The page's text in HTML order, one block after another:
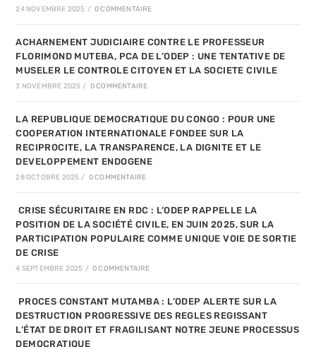
24 NOVEMBRE 2025 / 0 COMMENTAIRE
ACHARNEMENT JUDICIAIRE CONTRE LE PROFESSEUR
FLORIMOND MUTEBA, PCA DE L’ODEP : UNE TENTATIVE DE
MUSELER LE CONTROLE CITOYEN ET LA SOCIETE CIVILE
3 NOVEMBRE 2025 / 0 COMMENTAIRE
LA REPUBLIQUE DEMOCRATIQUE DU CONGO : POUR UNE
COOPERATION INTERNATIONALE FONDEE SUR LA
RECIPROCITE, LA TRANSPARENCE, LA DIGNITE ET LE
DEVELOPPEMENT ENDOGENE
28 OCTOBRE 2025 / 0 COMMENTAIRE
CRISE SÉCURITAIRE EN RDC : L’ODEP RAPPELLE LA
POSITION DE LA SOCIÉTÉ CIVILE, EN JUIN 2025, SUR LA
PARTICIPATION POPULAIRE COMME UNIQUE VOIE DE SORTIE
DE CRISE
4 SEPTEMBRE 2025 / 0 COMMENTAIRE
PROCES CONSTANT MUTAMBA : L’ODEP ALERTE SUR LA
DESTRUCTION PROGRESSIVE DES REGLES REGISSANT
L’ÉTAT DE DROIT ET FRAGILISANT NOTRE JEUNE PROCESSUS
DEMOCRATIQUE